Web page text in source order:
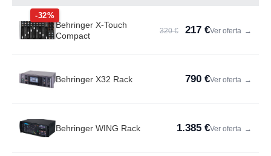
-32%
Behringer X-Touch
Compact
320 € 217 €Ver oferta →
Behringer X32 Rack 790 €Ver oferta →
Behringer WING Rack 1.385 €Ver oferta →